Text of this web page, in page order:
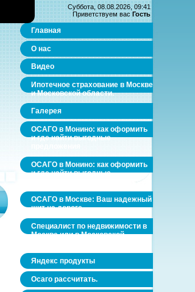
Суббота, 08.08.2026, 09:41
Приветствуем вас Гость
Главная
О нас
Видео
Ипотечное страхование в Москве
и Московской области.
Галерея
ОСАГО в Монино: как оформить
и где найти выгодные
ОСАГО в Монино: как оформить
и где найти выгодные
ОСАГО в Москве: Ваш надежный
щит на дороге
Специалист по недвижимости в
Москве или в Московской
Яндекс продукты
Осаго рассчитать.